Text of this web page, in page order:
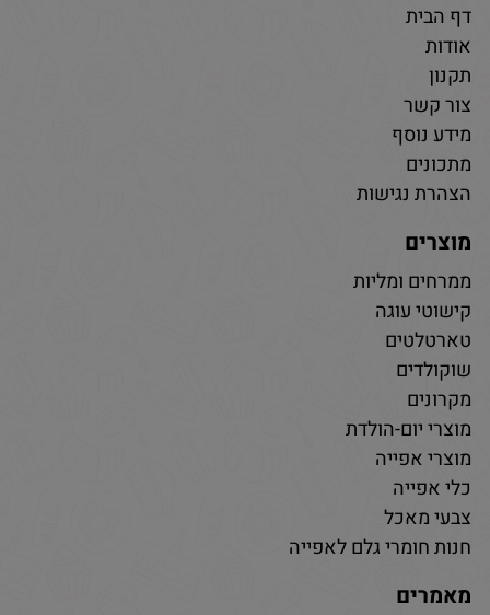
דף הבית
אודות
תקנון
צור קשר
מידע נוסף
מתכונים
הצהרת נגישות
מוצרים
ממרחים ומליות
קישוטי עוגה
טארטלטים
שוקולדים
מקרונים
מוצרי יום-הולדת
מוצרי אפייה
כלי אפייה
צבעי מאכל
חנות חומרי גלם לאפייה
מאמרים